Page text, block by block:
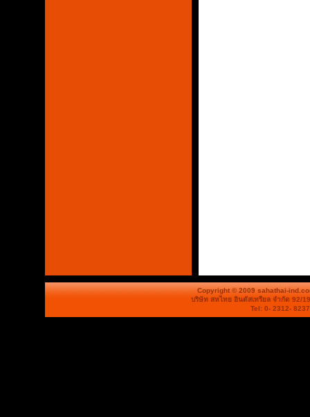
Copyright © 2009 sahathai-
บริษัท สหไทย อินดัสเทรียล จำกัด 92/
Tel: 0- 2312-